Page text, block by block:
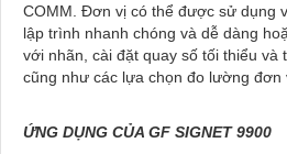
COMM. Đơn vị có thể được sử dụng
lập trình nhanh chóng và dễ dàng
với nhãn, cài đặt quay số tối thiểu và
cũng như các lựa chọn đo lường đơn
ỨNG DỤNG CỦA GF SIGNET 9900